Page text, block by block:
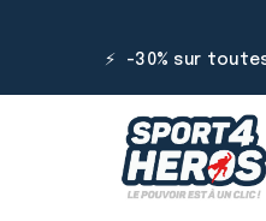
⚡ -30% sur